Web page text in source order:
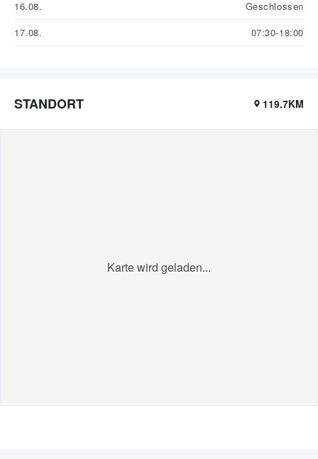
16.08.
Geschlossen
17.08.
07:30-18:00
STANDORT 119.7KM
Karte wird geladen...